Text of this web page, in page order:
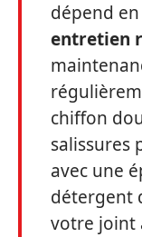
dépend
entretien
chiffon
salissures
avec une
détergent
votre joint